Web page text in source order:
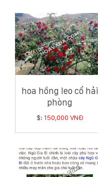
hoa hồng leo cổ hải
phòng
$: 150,000 VNĐ